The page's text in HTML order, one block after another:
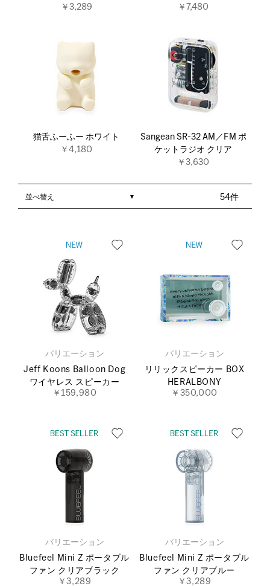
￥3,289
￥7,480
猫舌ふーふー ホワイト
￥4,180
Sangean SR-32 AM／FM ポ
ケットラジオ クリア
￥3,630
54件
並べ替え
バリエーション
Jeff Koons Balloon Dog
ワイヤレス スピーカー
￥159,980
バリエーション
リリックスピーカー BOX
HERALBONY
￥350,000
バリエーション
Bluefeel Mini Z ポータブル
ファン クリアブラック
￥3,289
バリエーション
Bluefeel Mini Z ポータブル
ファン クリアブルー
￥3,289